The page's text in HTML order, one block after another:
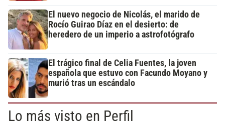
El nuevo negocio de Nicolás, el marido de
Rocío Guirao Díaz en el desierto: de
heredero de un imperio a astrofotógrafo
El trágico final de Celia Fuentes, la joven
española que estuvo con Facundo Moyano y
murió tras un escándalo
Lo más visto en Perfil